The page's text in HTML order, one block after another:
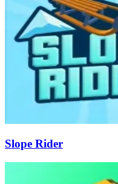
Slope Rider